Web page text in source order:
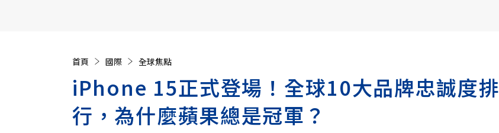
首頁 國際 全球焦點
iPhone 15正式登場！全球10大品牌忠誠度排
行，為什麼蘋果總是冠軍？